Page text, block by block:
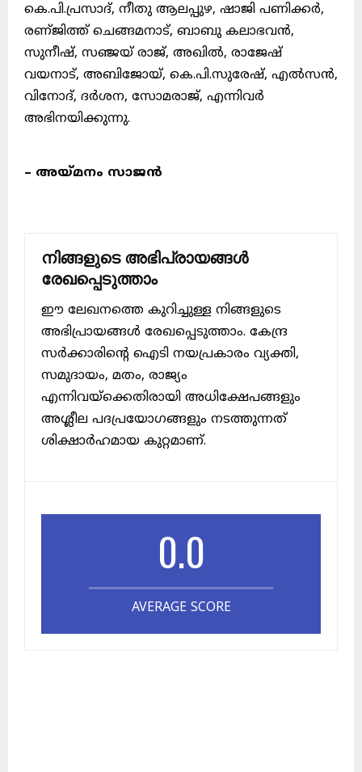
കെ.പി.പ്രസാദ്, നീതു ആലപ്പുഴ, ഷാജി പണിക്കർ,
രണ്ജിത്ത് ചെങ്ങമനാട്, ബാബു കലാഭവൻ,
സുനീഷ്, സഞ്ജയ് രാജ്, അഖിൽ, രാജേഷ്
വയനാട്, അബിജോയ്, കെ.പി.സുരേഷ്, എൽസൻ,
വിനോദ്, ദർശന, സോമരാജ്, എന്നിവർ
അഭിനയിക്കുന്നു.
– അയ്മനം സാജൻ
നിങ്ങളുടെ അഭിപ്രായങ്ങൾ
രേഖപ്പെടുത്താം
ഈ ലേഖനത്തെ കുറിച്ചുള്ള നിങ്ങളുടെ
അഭിപ്രായങ്ങൾ രേഖപ്പെടുത്താം. കേന്ദ്ര
സർക്കാരിന്റെ ഐടി നയപ്രകാരം വ്യക്തി,
സമുദായം, മതം, രാജ്യം
എന്നിവയ്ക്കെതിരായി അധിക്ഷേപങ്ങളും
അശ്ലീല പദപ്രയോഗങ്ങളും നടത്തുന്നത്
ശിക്ഷാർഹമായ കുറ്റമാണ്.
0.0
AVERAGE SCORE